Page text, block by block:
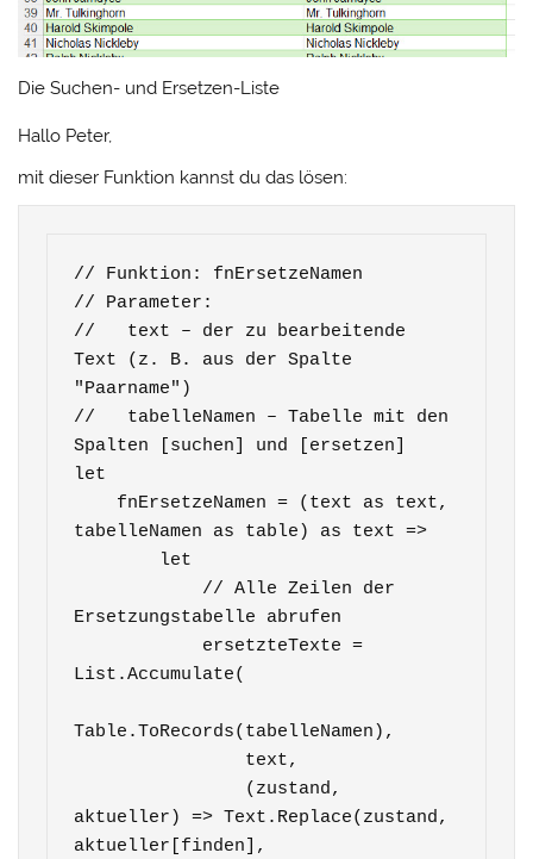
Die Suchen- und Ersetzen-Liste
Hallo Peter,
mit dieser Funktion kannst du das lösen:
// Funktion: fnErsetzeNamen
// Parameter:
//   text – der zu bearbeitende
Text (z. B. aus der Spalte
"Paarname")
//   tabelleNamen – Tabelle mit den
Spalten [suchen] und [ersetzen]
let
tabelleNamen as table) as text =>
Ersetzungstabelle abrufen
List.Accumulate(
Table.ToRecords(tabelleNamen),
aktueller) => Text.Replace(zustand,
aktueller[finden],